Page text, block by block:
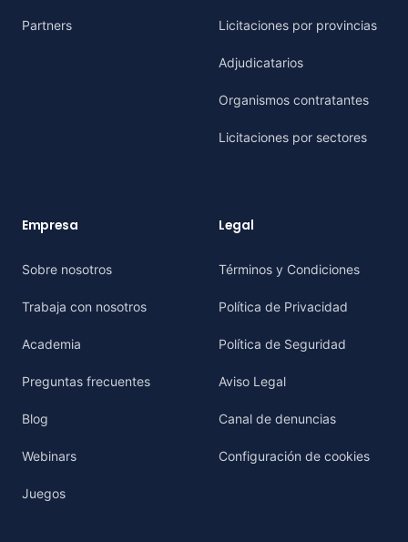
Partners Licitaciones por provincias
Adjudicatarios
Organismos contratantes
Licitaciones por sectores
Empresa
Sobre nosotros
Trabaja con nosotros
Academia
Preguntas frecuentes
Blog
Webinars
Juegos
Legal
Términos y Condiciones
Política de Privacidad
Política de Seguridad
Aviso Legal
Canal de denuncias
Configuración de cookies